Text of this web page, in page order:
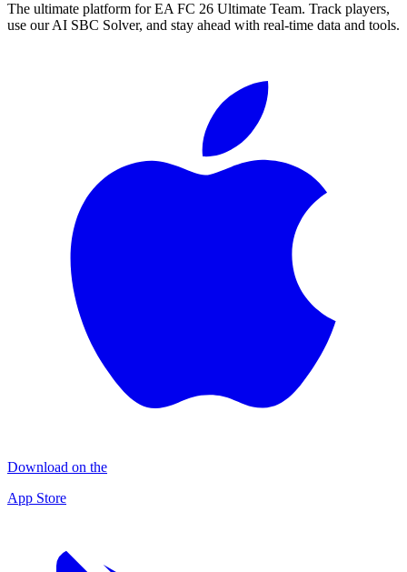
The ultimate platform for EA FC 26 Ultimate Team. Track players,
use our AI SBC Solver, and stay ahead with real-time data and tools.
Download on the
App Store